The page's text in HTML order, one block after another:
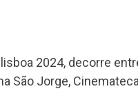
2024, decorre
São Jorge,